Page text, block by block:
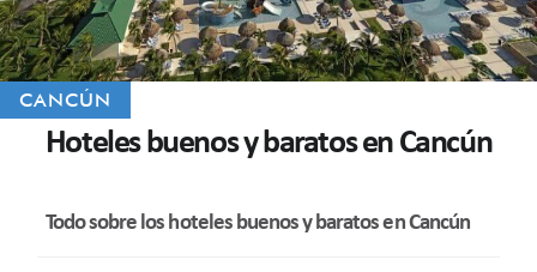
CANCÚN
Hoteles buenos y baratos en Cancún
Todo sobre los hoteles buenos y baratos en Cancún